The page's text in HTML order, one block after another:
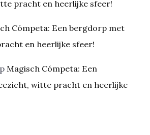
pracht en heerlijke sfeer!
Cómpeta: Een bergdorp met
en heerlijke sfeer!
Magisch Cómpeta: Een
witte pracht en heerlijke